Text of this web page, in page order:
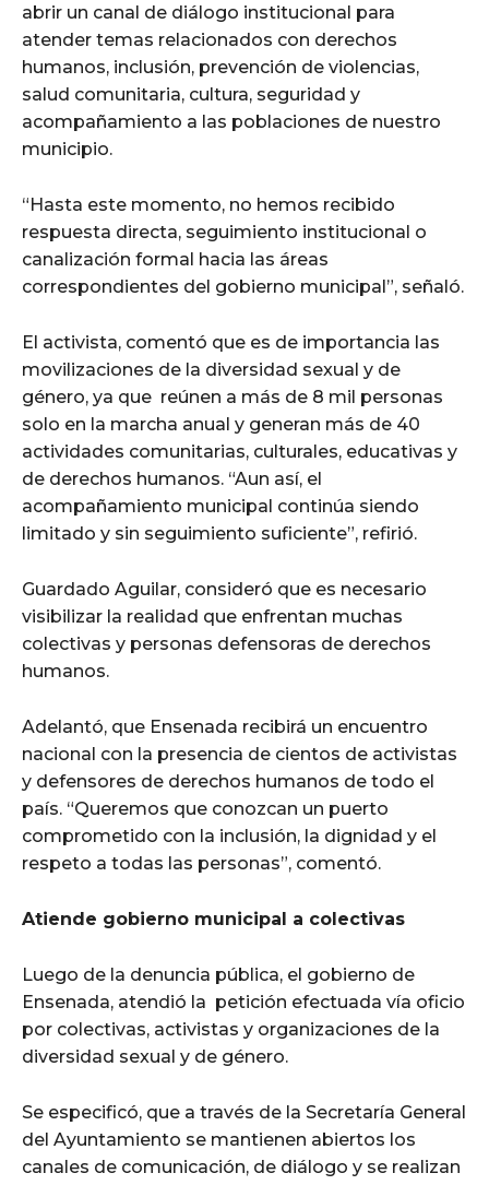
abrir un canal de diálogo institucional para
atender temas relacionados con derechos
humanos, inclusión, prevención de violencias,
salud comunitaria, cultura, seguridad y
acompañamiento a las poblaciones de nuestro
municipio.
“Hasta este momento, no hemos recibido
respuesta directa, seguimiento institucional o
canalización formal hacia las áreas
correspondientes del gobierno municipal”, señaló.
El activista, comentó que es de importancia las
movilizaciones de la diversidad sexual y de
género, ya que reúnen a más de 8 mil personas
solo en la marcha anual y generan más de 40
actividades comunitarias, culturales, educativas y
de derechos humanos. “Aun así, el
acompañamiento municipal continúa siendo
limitado y sin seguimiento suficiente”, refirió.
Guardado Aguilar, consideró que es necesario
visibilizar la realidad que enfrentan muchas
colectivas y personas defensoras de derechos
humanos.
Adelantó, que Ensenada recibirá un encuentro
nacional con la presencia de cientos de activistas
y defensores de derechos humanos de todo el
país. “Queremos que conozcan un puerto
comprometido con la inclusión, la dignidad y el
respeto a todas las personas”, comentó.
Atiende gobierno municipal a colectivas
Luego de la denuncia pública, el gobierno de
Ensenada, atendió la petición efectuada vía oficio
por colectivas, activistas y organizaciones de la
diversidad sexual y de género.
Se especificó, que a través de la Secretaría General
del Ayuntamiento se mantienen abiertos los
canales de comunicación, de diálogo y se realizan